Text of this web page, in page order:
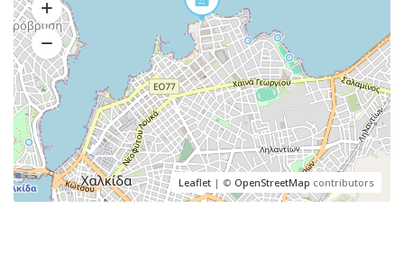
Leaflet | © OpenStreetMap contributors